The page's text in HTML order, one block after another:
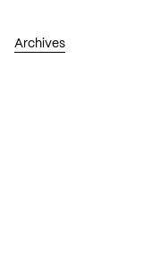
Archives